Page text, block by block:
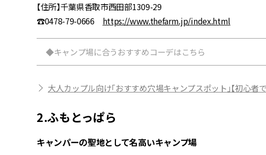
【住所】千葉県香取市西田部1309-29
☎0478-79-0666 https://www.thefarm.jp/index.html
◆キャンプ場に合うおすすめコーデはこちら
大人カップル向け「おすすめ穴場キャンプスポット」【初心者
2.ふもとっぱら
キャンパーの聖地として名高いキャンプ場